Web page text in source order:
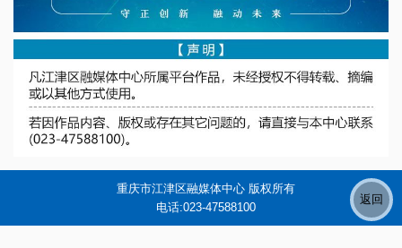
重庆市江津区融媒体中心 版权所有
电话:023-47588100